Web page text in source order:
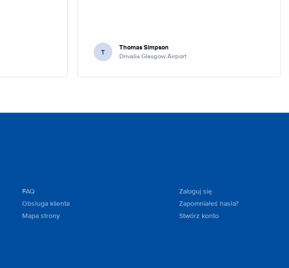
T Thomas Simpson
Drivalia Glasgow Airport
FAQ
Obsługa klienta
Mapa strony
Zaloguj się
Zapomniałeś hasła?
Stwórz konto